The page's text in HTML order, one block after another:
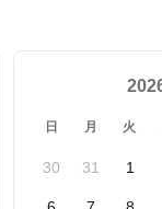
日 月 火
30 31 1